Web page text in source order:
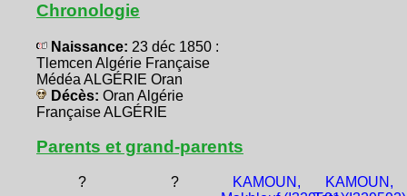
Chronologie
Naissance: 23 déc 1850 :
Tlemcen Algérie Française
Médéa ALGÉRIE Oran
Décès: Oran Algérie
Française ALGÉRIE
Parents et grand-parents
? ?
KAMOUN,
KAMOUN,